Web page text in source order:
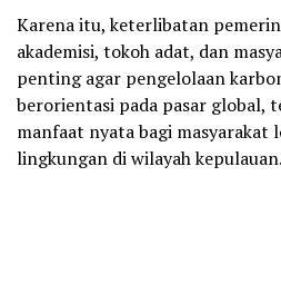
Karena itu, keterlibatan
akademisi, tokoh adat, dan
penting agar pengelolaan
berorientasi pada pasar global,
manfaat nyata bagi masyarakat
lingkungan di wilayah